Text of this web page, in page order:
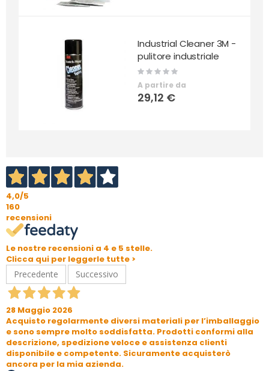
Industrial Cleaner 3M -
pulitore industriale
Rating:
0%
A partire da
29,12 €
4,0/5
160
recensioni
Le nostre recensioni a 4 e 5 stelle.
Clicca qui per leggerle tutte >
Precedente
Successivo
28 Maggio 2026
Acquisto regolarmente diversi materiali per l’imballaggio
e sono sempre molto soddisfatta. Prodotti conformi alla
descrizione, spedizione veloce e assistenza clienti
disponibile e competente. Sicuramente acquisterò
ancora per la mia azienda.